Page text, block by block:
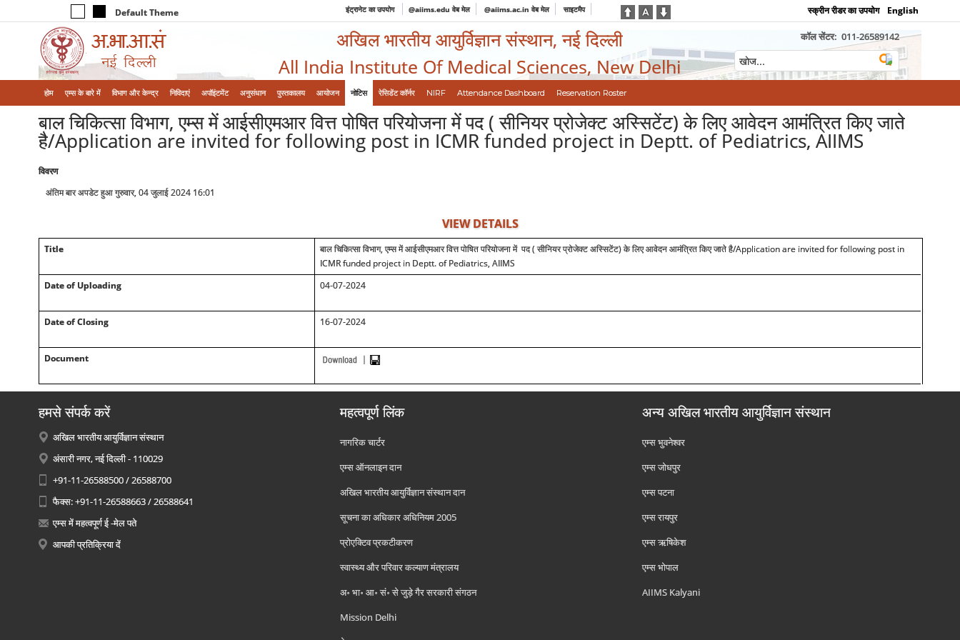
Default Theme इंट्रानेट का उपयोग @aiims.edu वेब मेल @aiims.ac.in वेब मेल साइटमैप स्क्रीन रीडर का उपयोग English
अखिल भारतीय आयुर्विज्ञान संस्थान, नई दिल्ली
All India Institute Of Medical Sciences, New Delhi
कॉल सेंटर: 011-26589142
होम एम्‍स के बारे में विभाग और केन्‍द्र निविदाएं अपॉइंटमेंट अनुसंधान पुस्तकालय आयोजन नोटिस रेसिडेंट कॉर्नर NIRF Attendance Dashboard Reservation Roster
बाल चिकित्सा विभाग, एम्स में आईसीएमआर वित्त पोषित परियोजना में पद ( सीनियर प्रोजेक्ट अस्सिटेंट) के लिए आवेदन आमंत्रित किए जाते
है/Application are invited for following post in ICMR funded project in Deptt. of Pediatrics, AIIMS
विवरण
अंतिम बार अपडेट हुआ गुरुवार, 04 जुलाई 2024 16:01
VIEW DETAILS
Title बाल चिकित्सा विभाग, एम्स में आईसीएमआर वित्त पोषित परियोजना में पद ( सीनियर प्रोजेक्ट अस्सिटेंट) के लिए आवेदन आमंत्रित किए जाते है/Application are invited for following post in
ICMR funded project in Deptt. of Pediatrics, AIIMS
Date of Uploading
04-07-2024
Date of Closing 16-07-2024
Document
हमसे संपर्क करें
अखिल भारतीय आयुर्विज्ञान संस्थान
अंसारी नगर, नई दिल्ली - 110029
+91-11-26588500 / 26588700
फैक्स: +91-11-26588663 / 26588641
एम्स में महत्वपूर्ण ई -मेल पते
आपकी प्रतिक्रिया दें
महत्वपूर्ण लिंक
नागरिक चार्टर
एम्स ऑनलाइन दान
अखिल भारतीय आयुर्विज्ञान संस्थान दान
सूचना का अधिकार अधिनियम 2005
प्रोएक्टिव प्रकटीकरण
स्वास्थ्य और परिवार कल्याण मंत्रालय
अ॰ भा॰ आ॰ सं॰ से जुड़े गैर सरकारी संगठन
Mission Delhi
अन्य अखिल भारतीय आयुर्विज्ञान संस्थान
एम्‍स भुवनेश्वर
एम्‍स जोधपुर
एम्‍स पटना
एम्‍स रायपुर
एम्‍स ऋषिकेश
एम्‍स भोपाल
AIIMS Kalyani